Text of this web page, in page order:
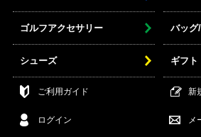
ゴルフアクセサリー バッグ
シューズ ギフト
ご利用ガイド 新
ログイン メ